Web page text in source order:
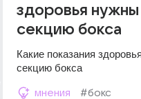
здоровья нужны
секцию бокса
Какие показания
секцию бокса
мнения #бокс